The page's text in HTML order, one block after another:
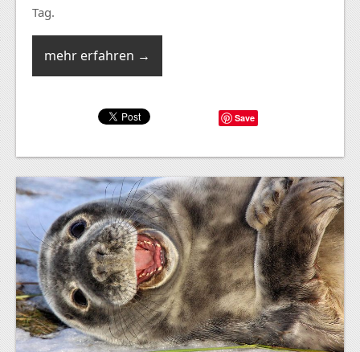
Tag.
mehr erfahren →
Save